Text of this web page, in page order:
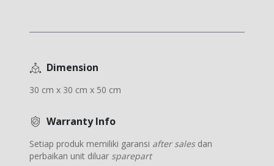
Dimension
30 cm x 30 cm x 50 cm
Warranty Info
Setiap produk memiliki garansi after salesdan
perbaikan unit diluar sparepart